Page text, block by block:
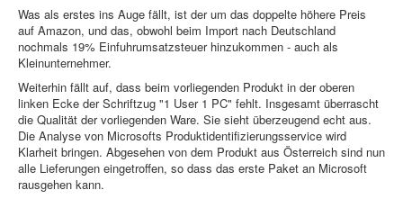
Was als erstes ins Auge fällt, ist der um das doppelte höhere Preis
auf Amazon, und das, obwohl beim Import nach Deutschland
nochmals 19% Einfuhrumsatzsteuer hinzukommen - auch als
Kleinunternehmer.
Weiterhin fällt auf, dass beim vorliegenden Produkt in der oberen
linken Ecke der Schriftzug "1 User 1 PC" fehlt. Insgesamt überrascht
die Qualität der vorliegenden Ware. Sie sieht überzeugend echt aus.
Die Analyse von Microsofts Produktidentifizierungsservice wird
Klarheit bringen. Abgesehen von dem Produkt aus Österreich sind nun
alle Lieferungen eingetroffen, so dass das erste Paket an Microsoft
rausgehen kann.